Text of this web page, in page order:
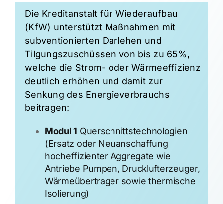
Die Kreditanstalt für Wiederaufbau
(KfW) unterstützt Maßnahmen mit
subventionierten Darlehen und
Tilgungszuschüssen von bis zu 65%,
welche die Strom- oder Wärme­effizienz
deutlich erhöhen und damit zur
Senkung des Energie­verbrauchs
beitragen:
Modul 1 Querschnittstechnologien
(Ersatz oder Neuanschaffung
hocheffizienter Aggregate wie
Antriebe Pumpen, Drucklufterzeuger,
Wärmeübertrager sowie thermische
Isolierung)